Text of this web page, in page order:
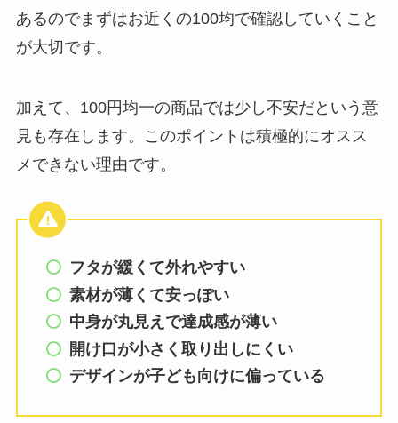
あるのでまずはお近くの100均で確認していくこと
が大切です。
加えて、100円均一の商品では少し不安だという意
見も存在します。このポイントは積極的にオスス
メできない理由です。
フタが緩くて外れやすい
素材が薄くて安っぽい
中身が丸見えで達成感が薄い
開け口が小さく取り出しにくい
デザインが子ども向けに偏っている